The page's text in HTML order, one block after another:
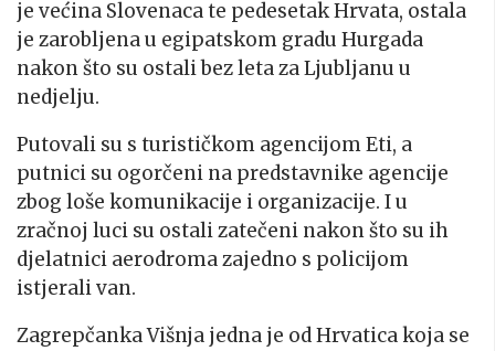
je većina Slovenaca te pedesetak Hrvata, ostala
je zarobljena u egipatskom gradu Hurgada
nakon što su ostali bez leta za Ljubljanu u
nedjelju.
Putovali su s turističkom agencijom Eti, a
putnici su ogorčeni na predstavnike agencije
zbog loše komunikacije i organizacije. I u
zračnoj luci su ostali zatečeni nakon što su ih
djelatnici aerodroma zajedno s policijom
istjerali van.
Zagrepčanka Višnja jedna je od Hrvatica koja se